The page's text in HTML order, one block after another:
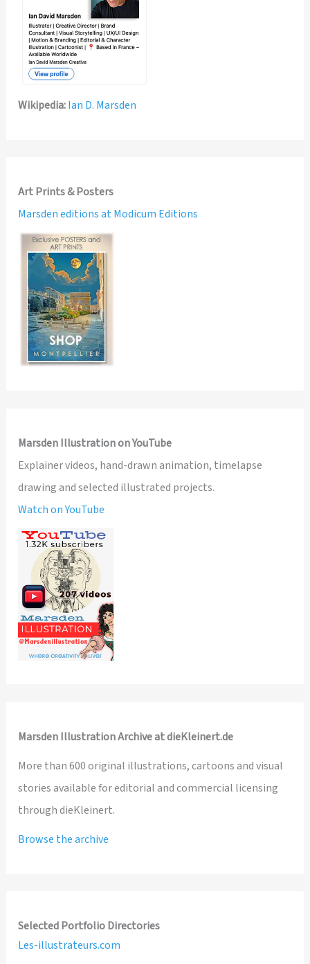
Wikipedia:Ian D. Marsden
Art Prints & Posters
Marsden editions at Modicum Editions
Marsden Illustration on YouTube
Explainer videos, hand-drawn animation, timelapse
drawing and selected illustrated projects.
Watch on YouTube
Marsden Illustration Archive at dieKleinert.de
More than 600 original illustrations, cartoons and visual
stories available for editorial and commercial licensing
through dieKleinert.
Browse the archive
Selected Portfolio Directories
Les-illustrateurs.com